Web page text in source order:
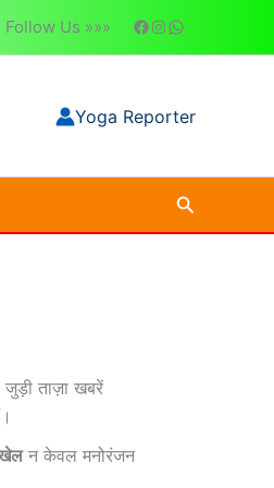
Follow Us »»»
Yoga Reporter
Search
जुड़ी ताज़ा खबरें
न केवल मनोरंजन